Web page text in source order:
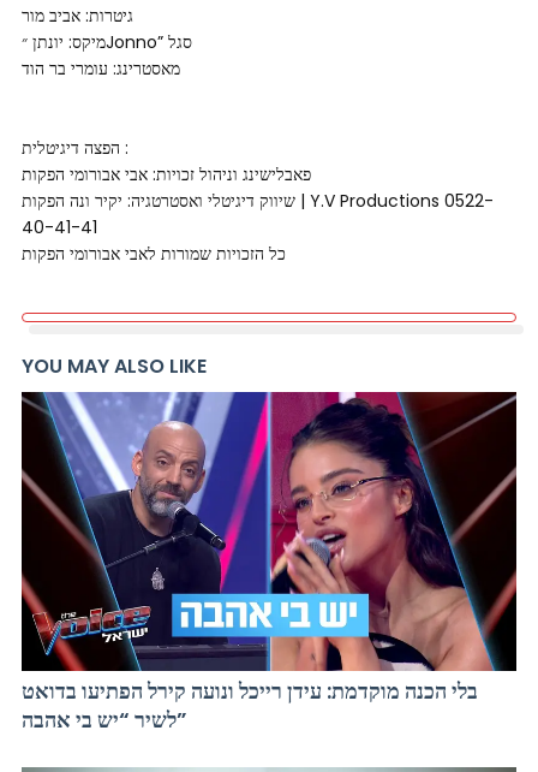
גיטרות: אביב מור
מיקס: יונתן ״Jonno” סגל
מאסטרינג: עומרי בר הוד
הפצה דיגיטלית :
פאבלישינג וניהול זכויות: אבי אבורומי הפקות
שיווק דיגיטלי ואסטרטגיה: יקיר ונה הפקות | Y.V Productions 0522-
40-41-41
כל הזכויות שמורות לאבי אבורומי הפקות
YOU MAY ALSO LIKE
בלי הכנה מוקדמת: עידן רייכל ונועה קירל הפתיעו בדואט
לשיר “יש בי אהבה”